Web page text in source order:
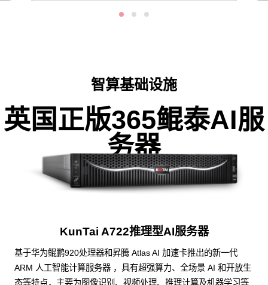
智算基础设施
英国正版365鲲泰AI服
务器
KunTai A722推理型AI服务器
基于华为鲲鹏920处理器和昇腾 Atlas AI 加速卡推出的新一代
ARM 人工智能计算服务器 ，具有超强算力、全场景 AI 和开放生
态等特点，主要为图像识别、视频处理、推理计算及机器学习等